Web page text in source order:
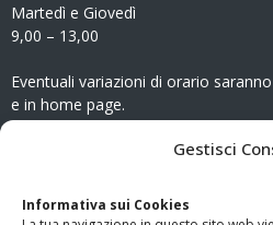
Gestisci
Informativa sui Cookies
Martedì e Giovedì
9,00 – 13,00
Eventuali variazioni di orario
e in home page.